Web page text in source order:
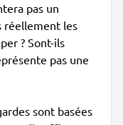
pas un
réellement les
? Sont-ils
pas une
sont basées